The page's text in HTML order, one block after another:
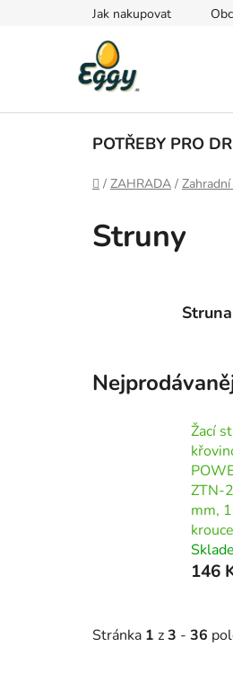
Jak nakupovat
POTŘEBY PRO
Domů
/ ZAHRADA /
Struny
Žací
ZTN-
mm,
146
Stránka 1 z3 - 36